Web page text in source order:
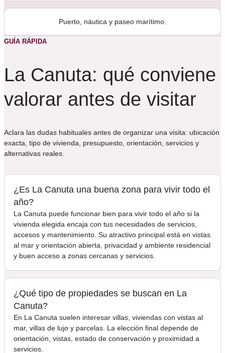
Puerto, náutica y paseo marítimo.
GUÍA RÁPIDA
La Canuta: qué conviene
valorar antes de visitar
Aclara las dudas habituales antes de organizar una visita: ubicación
exacta, tipo de vivienda, presupuesto, orientación, servicios y
alternativas reales.
¿Es La Canuta una buena zona para vivir todo el
año?
La Canuta puede funcionar bien para vivir todo el año si la
vivienda elegida encaja con tus necesidades de servicios,
accesos y mantenimiento. Su atractivo principal está en vistas
al mar y orientación abierta, privacidad y ambiente residencial
y buen acceso a zonas cercanas y servicios.
¿Qué tipo de propiedades se buscan en La
Canuta?
En La Canuta suelen interesar villas, viviendas con vistas al
mar, villas de lujo y parcelas. La elección final depende de
orientación, vistas, estado de conservación y proximidad a
servicios.